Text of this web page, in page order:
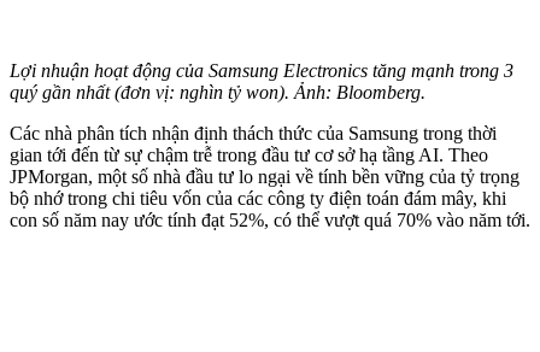
Lợi nhuận hoạt động của Samsung Electronics tăng mạnh trong 3
quý gần nhất (đơn vị: nghìn tỷ won). Ảnh: Bloomberg.
Các nhà phân tích nhận định thách thức của Samsung trong thời
gian tới đến từ sự chậm trễ trong đầu tư cơ sở hạ tầng AI. Theo
JPMorgan, một số nhà đầu tư lo ngại về tính bền vững của tỷ trọng
bộ nhớ trong chi tiêu vốn của các công ty điện toán đám mây, khi
con số năm nay ước tính đạt 52%, có thể vượt quá 70% vào năm tới.